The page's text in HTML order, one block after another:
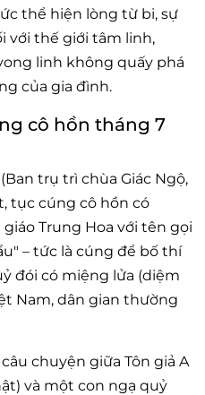
thể hiện lòng từ bi, sự
với thế giới tâm linh,
linh không quấy phá
của gia đình.
cô hồn tháng 7
trụ trì chùa Giác Ngộ,
tục cúng cô hồn có
Trung Hoa với tên gọi
– tức là cúng để bố thí
đói có miệng lửa (diệm
Nam, dân gian thường
chuyện giữa Tôn giả A
và một con ngạ quỷ